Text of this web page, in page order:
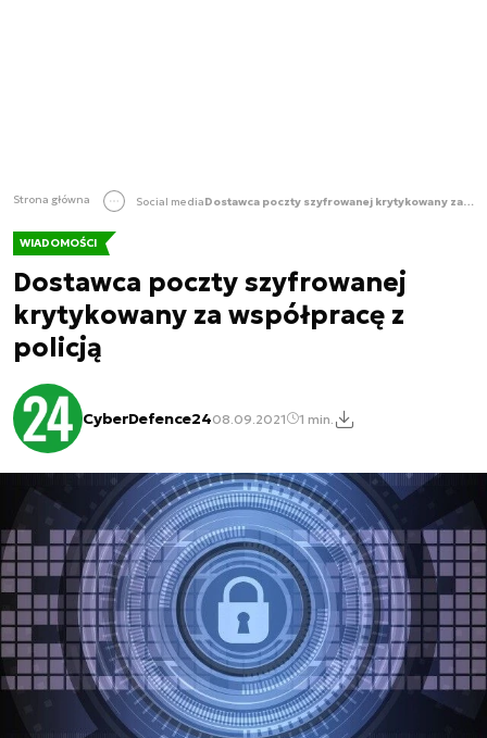
Strona główna Social media Dostawca poczty szyfrowanej krytykowany za współpracę z policją
WIADOMOŚCI
Dostawca poczty szyfrowanej
krytykowany za współpracę z
policją
CyberDefence2408.09.2021 1 min.